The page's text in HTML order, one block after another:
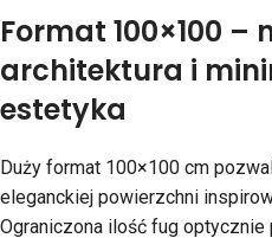
Format 100×100 –
architektura i
estetyka
Duży format 100×100 cm
eleganckiej powierzchni
Ograniczona ilość fug